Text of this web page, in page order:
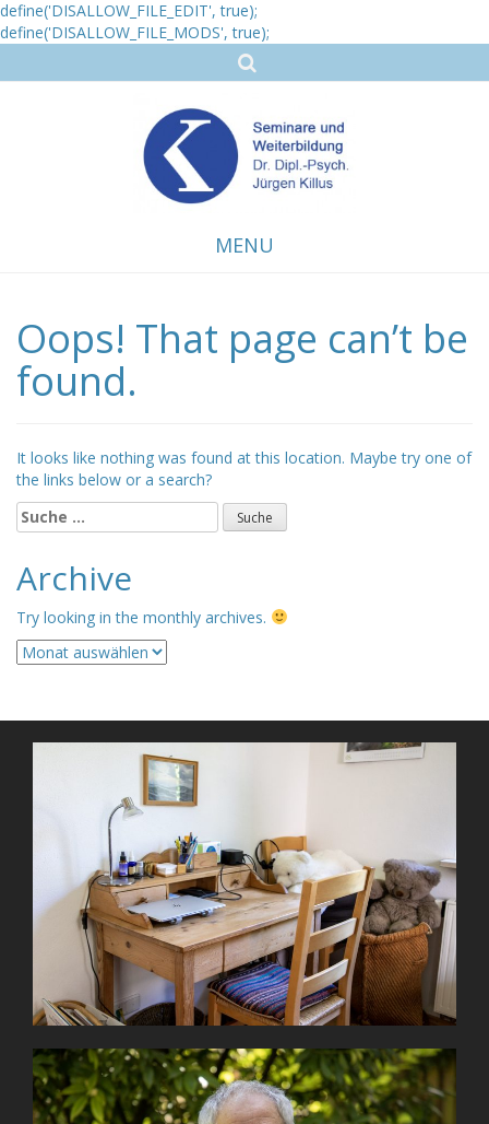
define('DISALLOW_FILE_EDIT', true);
define('DISALLOW_FILE_MODS', true);
MENU
to
content
Oops! That page can’t be
found.
It looks like nothing was found at this location. Maybe try one of
the links below or a search?
Suche
nach:
Archive
Try looking in the monthly archives.
Archive